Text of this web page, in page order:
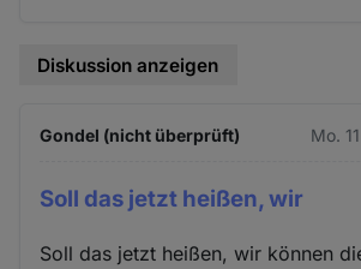
Diskussion anzeigen
Gondel (nicht überprüft) Mo.
Soll das jetzt heißen, wir
Soll das jetzt heißen, wir können